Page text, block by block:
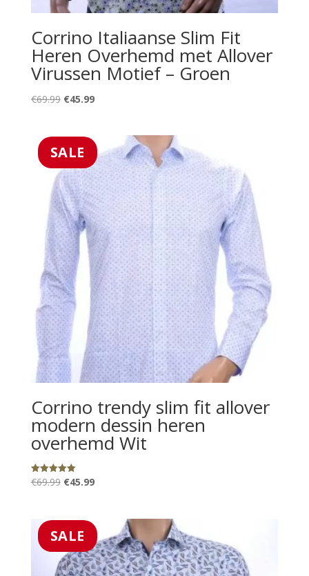
Corrino Italiaanse Slim Fit
Heren Overhemd met Allover
Virussen Motief – Groen
€69.99 Oorspronkelijke
€69.99.
€45.99Huidige
€45.99.
SALE
Corrino trendy slim fit allover
modern dessin heren
overhemd Wit
Gewaardeerd
5.00
€69.99 Oorspronkelijke
€69.99.
€45.99Huidige
€45.99.
SALE